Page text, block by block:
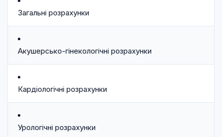
Загальні розрахунки
Акушерсько-гінекологічні розрахунки
Кардіологічні розрахунки
Урологічні розрахунки